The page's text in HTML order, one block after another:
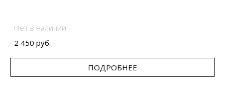
Нет в наличии
2 450 руб.
ПОДРОБНЕЕ